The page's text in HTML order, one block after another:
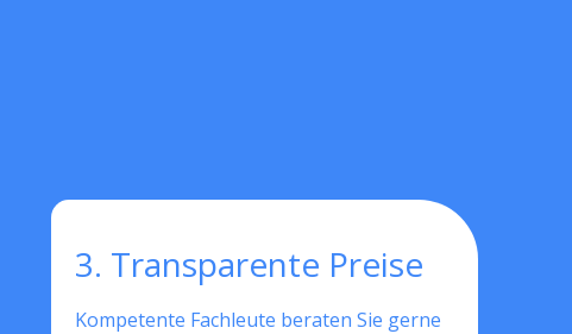
3. Transparente Preise
Kompetente Fachleute beraten Sie gerne